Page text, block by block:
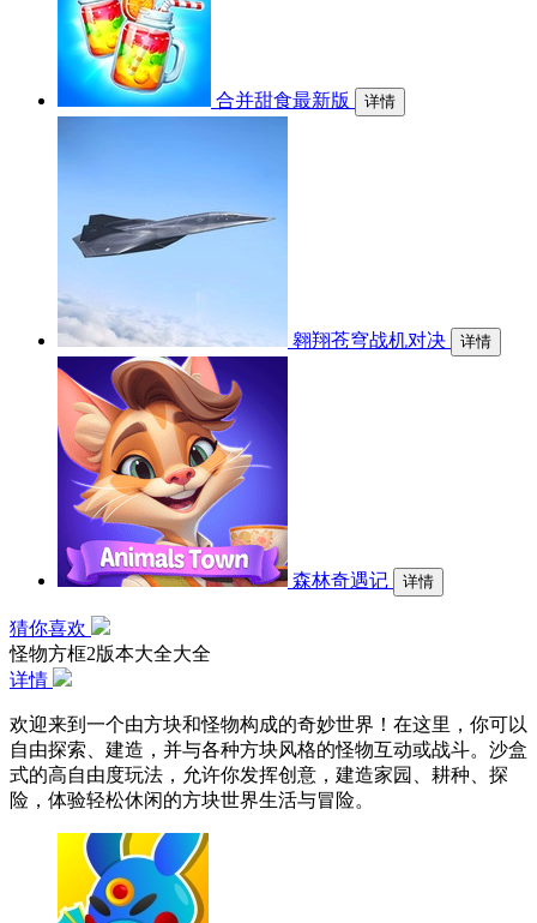
合并甜食最新版 详情
翱翔苍穹战机对决 详情
森林奇遇记 详情
猜你喜欢
怪物方框2版本大全大全
详情
欢迎来到一个由方块和怪物构成的奇妙世界！在这里，你可以
自由探索、建造，并与各种方块风格的怪物互动或战斗。沙盒
式的高自由度玩法，允许你发挥创意，建造家园、耕种、探
险，体验轻松休闲的方块世界生活与冒险。